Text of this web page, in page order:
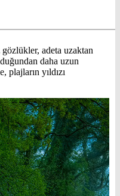
adeta uzaktan
daha uzun
plajların yıldızı